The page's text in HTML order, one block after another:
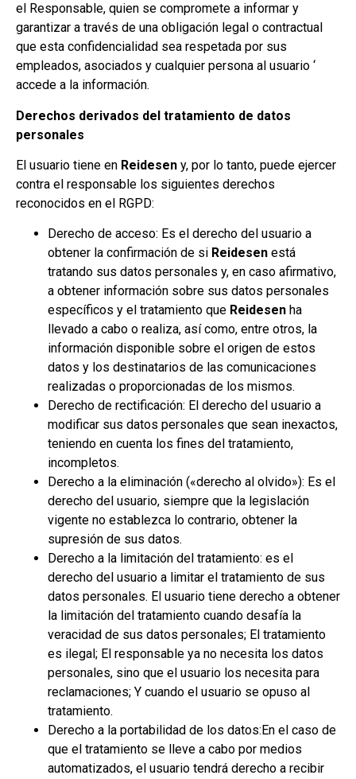
el Responsable, quien se compromete a informar y
garantizar a través de una obligación legal o contractual
que esta confidencialidad sea respetada por sus
empleados, asociados y cualquier persona al usuario ‘
accede a la información.
Derechos derivados del tratamiento de datos
personales
El usuario tiene en Reidesen y, por lo tanto, puede ejercer
contra el responsable los siguientes derechos
reconocidos en el RGPD:
Derecho de acceso: Es el derecho del usuario a
obtener la confirmación de si Reidesen está
tratando sus datos personales y, en caso afirmativo,
a obtener información sobre sus datos personales
específicos y el tratamiento que Reidesen ha
llevado a cabo o realiza, así como, entre otros, la
información disponible sobre el origen de estos
datos y los destinatarios de las comunicaciones
realizadas o proporcionadas de los mismos.
Derecho de rectificación: El derecho del usuario a
modificar sus datos personales que sean inexactos,
teniendo en cuenta los fines del tratamiento,
incompletos.
Derecho a la eliminación («derecho al olvido»): Es el
derecho del usuario, siempre que la legislación
vigente no establezca lo contrario, obtener la
supresión de sus datos.
Derecho a la limitación del tratamiento: es el
derecho del usuario a limitar el tratamiento de sus
datos personales. El usuario tiene derecho a obtener
la limitación del tratamiento cuando desafía la
veracidad de sus datos personales; El tratamiento
es ilegal; El responsable ya no necesita los datos
personales, sino que el usuario los necesita para
reclamaciones; Y cuando el usuario se opuso al
tratamiento.
Derecho a la portabilidad de los datos:En el caso de
que el tratamiento se lleve a cabo por medios
automatizados, el usuario tendrá derecho a recibir